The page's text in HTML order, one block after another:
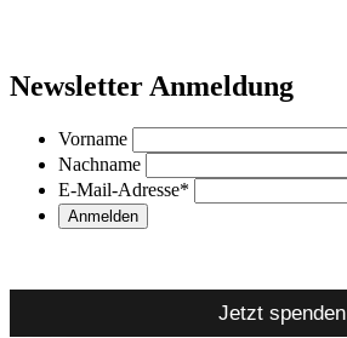
Newsletter Anmeldung
Vorname
Nachname
E-Mail-Adresse*
Jetzt spenden